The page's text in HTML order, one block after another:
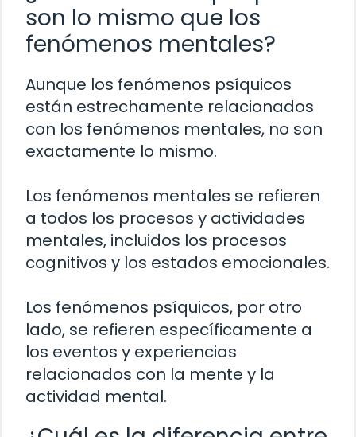
son lo mismo que los
fenómenos mentales?
Aunque los fenómenos psíquicos
están estrechamente relacionados
con los fenómenos mentales, no son
exactamente lo mismo.
Los fenómenos mentales se refieren
a todos los procesos y actividades
mentales, incluidos los procesos
cognitivos y los estados emocionales.
Los fenómenos psíquicos, por otro
lado, se refieren específicamente a
los eventos y experiencias
relacionados con la mente y la
actividad mental.